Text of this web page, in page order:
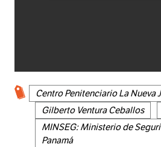
Centro Penitenciario La Nueva
Gilberto Ventura Ceballos
MINSEG: Ministerio de
Panamá